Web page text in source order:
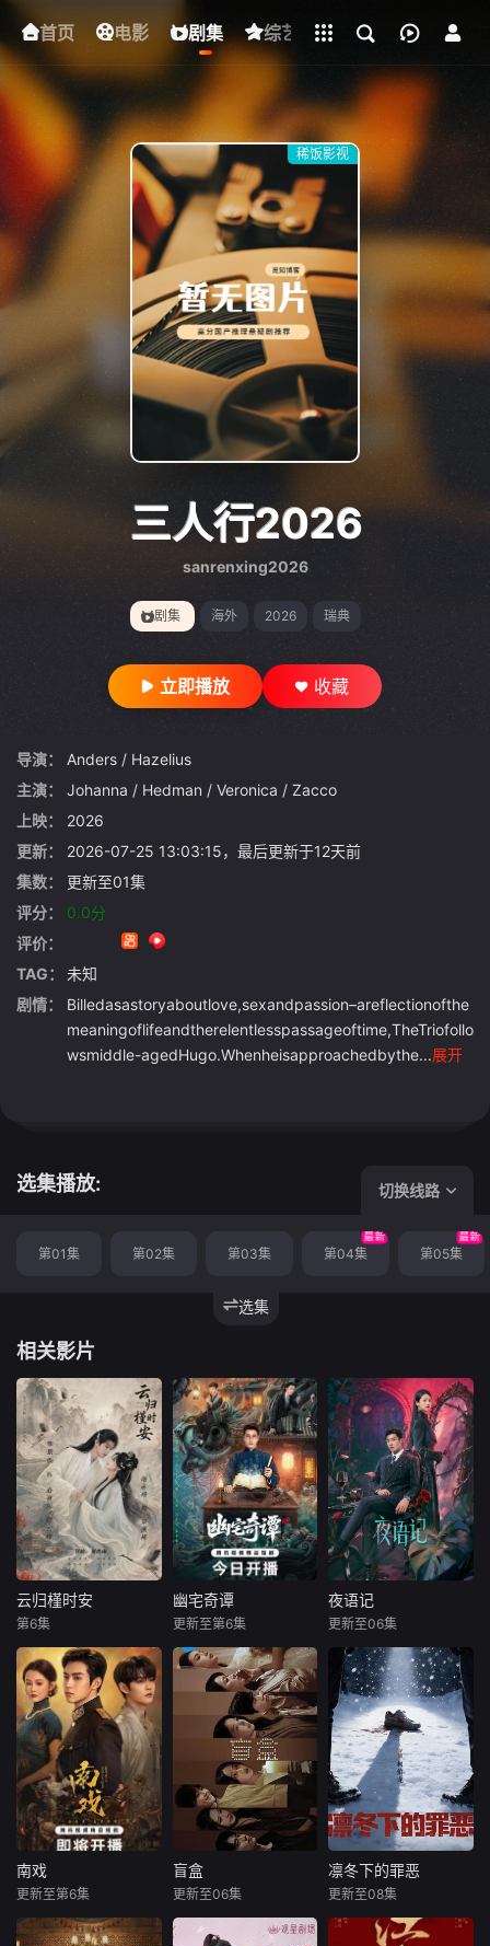
首页 电影 剧集 综艺 动漫 短剧
下载客户端
稀饭影视
三人行2026
sanrenxing2026
剧集 海外 2026 瑞典
立即播放 收藏
导演： Anders / Hazelius
主演：
Johanna / Hedman / Veronica / Zacco
上映：
2026
更新：
2026-07-25 13:03:15，最后更新于12天前
集数：
更新至01集
评分：
0.0分
评价：
TAG：
未知
剧情：
Billedasastoryaboutlove,sexandpassion–areflectionofthe
meaningoflifeandtherelentlesspassageoftime,TheTriofollo
wsmiddle-agedHugo.Whenheisapproachedbythe...展开
选集播放: 切换线路
选集
第01集 第02集 第03集 第04集
最新
第05集
最新
相关影片
云归槿时安
讲述了黎安城大郡
主棠溪槿与烈云峥
之间曲折动人的情
感，以及他们在复
杂局势中坚守初
心、勇敢面对困难
的爱情故事。通过
剧中主人公在成长
的道路上，经历复
杂的人物关系和情
感变化，无论命运
力量皆来
云归槿时安
第6集
幽宅奇谭
肖东昊
民国时期，江淮与
迅哥组成说书班
子，偶遇“白天人住
屋，晚上鬼占房”的
阴阳宅，江淮被掳
走配“阴婚”。他与
女探长穆英搭档，
侦破阎王娶亲、五
鬼运财、木偶杀
人、花妖勾魂、吊
的凶宅奇案。
幽宅奇谭
更新至第6集
夜语记
孙思凡
出身贫寒的酿酒师
叶小唯遭遇爱人程
桉、恩师林晚媚的
双重背叛。她从恨
意中涅槃重生，借
私生女桑落的身份
入住程家。她步步
为营，周旋在各怀
心思的豪门众人
间，引猎物上钩。
22岁的盛夏，终于
夜语记
更新至06集
南戏
吉舒亦
南戏
更新至第6集
盲盒
王泓鑫
盲盒
更新至06集
凛冬下的罪恶
王大奇
凛冬下的罪恶
更新至08集